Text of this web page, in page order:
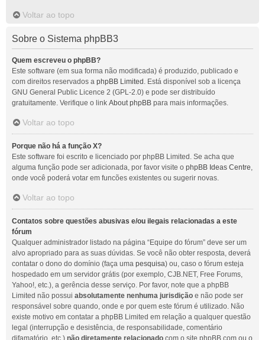
Voltar ao topo
Sobre o Sistema phpBB3
Quem escreveu o phpBB?
Este software (em sua forma não modificada) é produzido, publicado e
com direitos reservados a phpBB Limited . Está disponível sob a licença
GNU General Public Licence 2 (GPL-2.0) e pode ser distribuído
gratuitamente. Verifique o link About phpBB para mais informações.
Voltar ao topo
Porque não há a função X?
Este software foi escrito e licenciado por phpBB Limited. Se acha que
alguma função pode ser adicionada, por favor visite o phpBB Ideas Centre,
onde você poderá votar em funcões existentes ou sugerir novas.
Voltar ao topo
Contatos sobre questões abusivas e/ou ilegais relacionadas a este
fórum
Qualquer administrador listado na página “Equipe do fórum” deve ser um
alvo apropriado para as suas dúvidas. Se você não obter resposta, deverá
contatar o dono do domínio (faça uma pesquisa) ou, caso o fórum esteja
hospedado em um servidor grátis (por exemplo, CJB.NET, Free Forums,
Yahoo!, etc.), a gerência desse serviço. Por favor, note que a phpBB
Limited não possui absolutamente nenhuma jurisdição e não pode ser
responsável sobre quando, onde e por quem este fórum é utilizado. Não
existe motivo em contatar a phpBB Limited em relação a qualquer questão
legal (interrupção e desistência, de responsabilidade, comentário
difamatório, etc.) não diretamente relacionado com o site phpBB.com ou o